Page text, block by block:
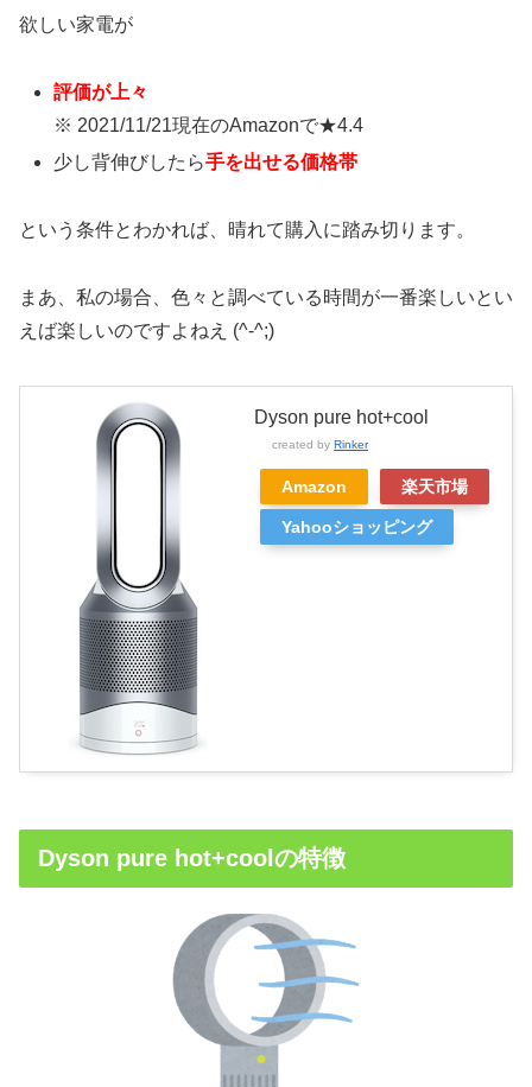
欲しい家電が
評価が上々
※ 2021/11/21現在のAmazonで★4.4
少し背伸びしたら手を出せる価格帯
という条件とわかれば、晴れて購入に踏み切ります。
まあ、私の場合、色々と調べている時間が一番楽しいとい
えば楽しいのですよねえ (^-^;)
Dyson pure hot+cool
created by Rinker
Amazon 楽天市場
Yahooショッピング
Dyson pure hot+coolの特徴